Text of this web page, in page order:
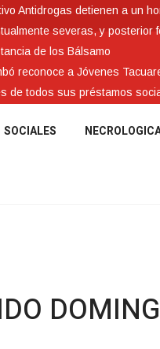
Antidrogas detienen a un
severas, y posterior
de los Bálsamo
reconoce a Jóvenes
de todos sus préstamos
SOCIALES